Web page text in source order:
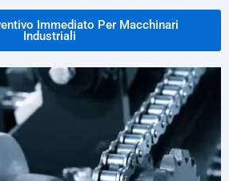
Immediato Per Macchinari
Industriali